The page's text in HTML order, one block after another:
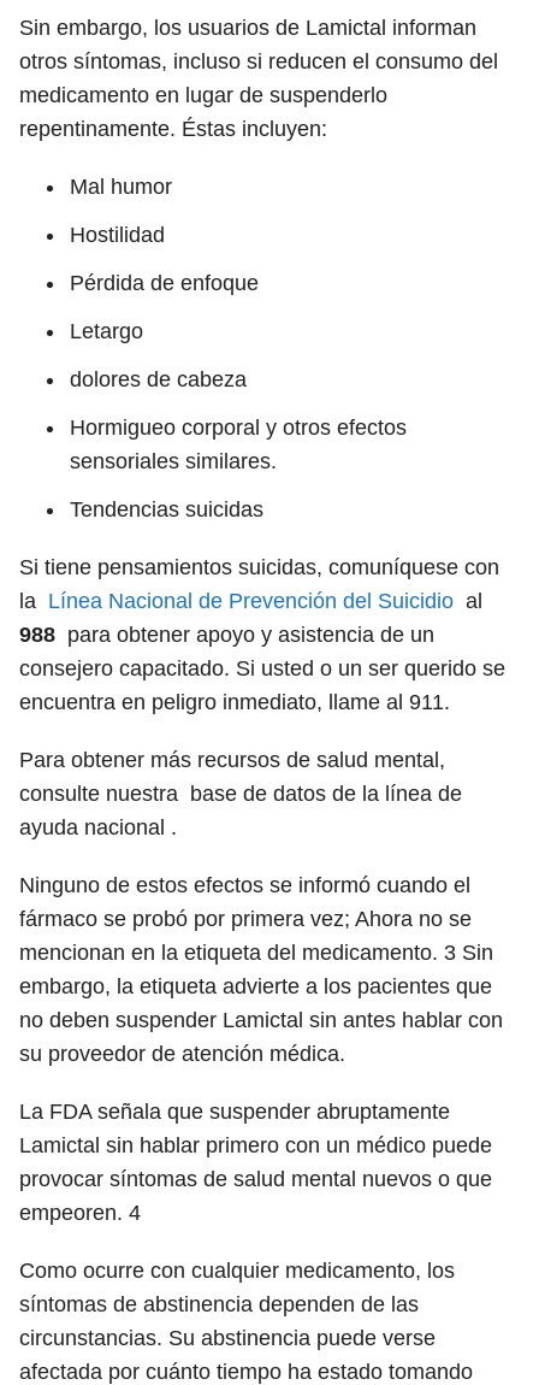
Sin embargo, los usuarios de Lamictal informan
otros síntomas, incluso si reducen el consumo del
medicamento en lugar de suspenderlo
repentinamente. Éstas incluyen:
Mal humor
Hostilidad
Pérdida de enfoque
Letargo
dolores de cabeza
Hormigueo corporal y otros efectos
sensoriales similares.
Tendencias suicidas
Si tiene pensamientos suicidas, comuníquese con
la Línea Nacional de Prevención del Suicidio al
988 para obtener apoyo y asistencia de un
consejero capacitado. Si usted o un ser querido se
encuentra en peligro inmediato, llame al 911.
Para obtener más recursos de salud mental,
consulte nuestra base de datos de la línea de
ayuda nacional .
Ninguno de estos efectos se informó cuando el
fármaco se probó por primera vez; Ahora no se
mencionan en la etiqueta del medicamento. 3 Sin
embargo, la etiqueta advierte a los pacientes que
no deben suspender Lamictal sin antes hablar con
su proveedor de atención médica.
La FDA señala que suspender abruptamente
Lamictal sin hablar primero con un médico puede
provocar síntomas de salud mental nuevos o que
empeoren. 4
Como ocurre con cualquier medicamento, los
síntomas de abstinencia dependen de las
circunstancias. Su abstinencia puede verse
afectada por cuánto tiempo ha estado tomando